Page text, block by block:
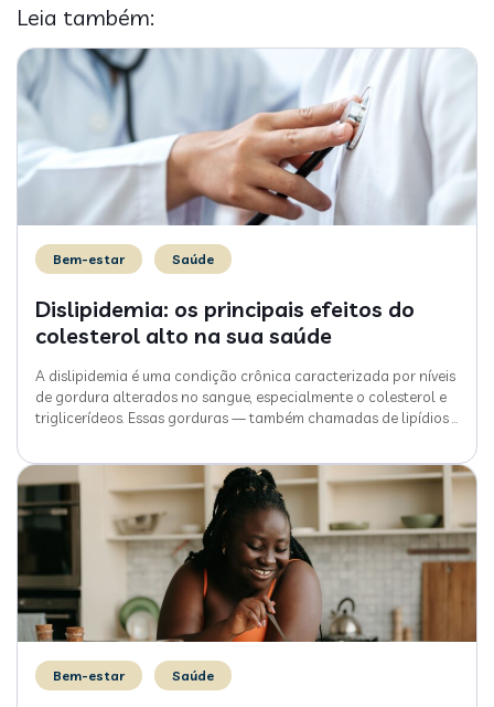
Leia também:
Bem-estar Saúde
Dislipidemia: os principais efeitos do
colesterol alto na sua saúde
A dislipidemia é uma condição crônica caracterizada por níveis
de gordura alterados no sangue, especialmente o colesterol e
triglicerídeos. Essas gorduras — também chamadas de lipídios
Bem-estar Saúde